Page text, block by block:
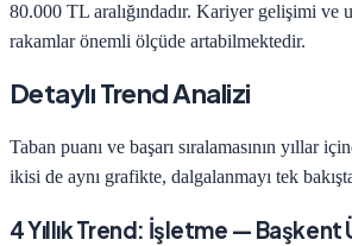
80.000 TL aralığındadır. Kariyer gelişimi ve
rakamlar önemli ölçüde artabilmektedir.
Detaylı Trend Analizi
Taban puanı ve başarı sıralamasının yıllar
ikisi de aynı grafikte, dalgalanmayı tek
4Yıllık Trend: İşletme — Başkent